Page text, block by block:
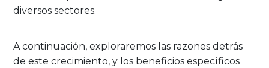
diversos sectores.
A continuación, exploraremos las razones detrás
de este crecimiento, y los beneficios específicos